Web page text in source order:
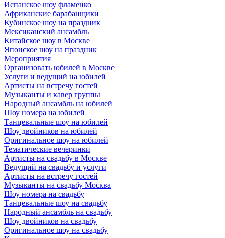
Испанское шоу фламенко
Африканские барабанщики
Кубинское шоу на праздник
Мексиканский ансамбль
Китайское шоу в Москве
Японское шоу на праздник
Мероприятия
Организовать юбилей в Москве
Услуги и ведущий на юбилей
Артисты на встречу гостей
Музыканты и кавер группы
Народный ансамбль на юбилей
Шоу номера на юбилей
Танцевальные шоу на юбилей
Шоу двойников на юбилей
Оригинальное шоу на юбилей
Тематические вечеринки
Артисты на свадьбу в Москве
Ведущий на свадьбу и услуги
Артисты на встречу гостей
Музыканты на свадьбу Москва
Шоу номера на свадьбу
Танцевальные шоу на свадьбу
Народный ансамбль на свадьбу
Шоу двойников на свадьбу
Оригинальное шоу на свадьбу